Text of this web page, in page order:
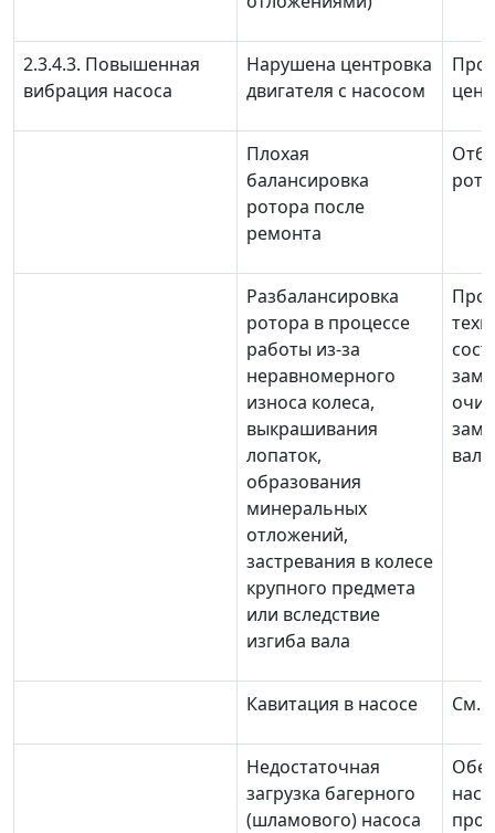
2.3.4.3. Повышенная
вибрация насоса
Нарушена центровка
двигателя с насосом
Плохая
балансировка
ротора после
ремонта
Разбалансировка
ротора в процессе
работы из-за
неравномерного
износа колеса,
выкрашивания
лопаток,
образования
минеральных
отложений,
застревания в колесе
крупного предмета
или вследствие
изгиба вала
вал
Кавитация в насосе См.
Недостаточная
загрузка багерного
(шламового) насоса